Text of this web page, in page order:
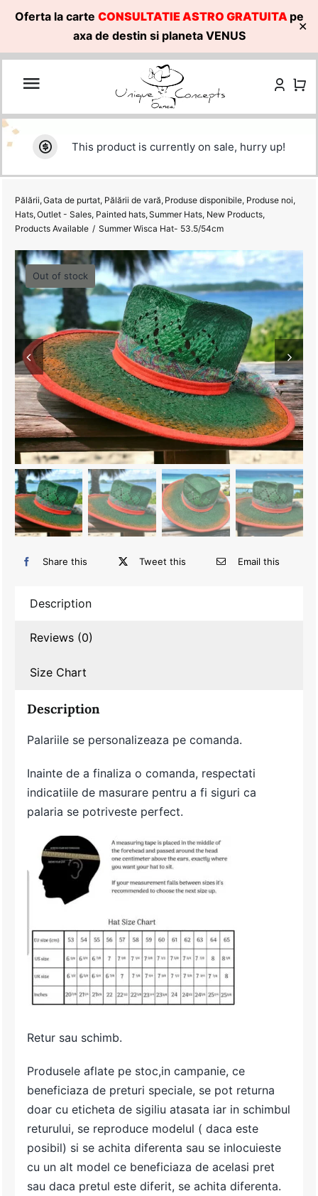
Oferta la carte CONSULTATIE ASTRO GRATUITA pe
axa de destin si planeta VENUS
✕
Skip
This product is currently on sale, hurry up!
Pălării Gata de purtat Pălării de vară Produse disponibile Produse noi
Hats Outlet - Sales Painted hats Summer Hats New Products
Products Available
Summer Wisca Hat- 53.5/54cm
Out of stock
Share this Tweet this Email this
Description
Reviews (0)
Size Chart
Description
Palariile se personalizeaza pe comanda.
Inainte de a finaliza o comanda, respectati
indicatiile de masurare pentru a fi siguri ca
palaria se potriveste perfect.
Retur sau schimb.
Produsele aflate pe stoc,in campanie, ce
beneficiaza de preturi speciale, se pot returna
doar cu eticheta de sigiliu atasata iar in schimbul
returului, se reproduce modelul ( daca este
posibil) si se achita diferenta sau se inlocuieste
cu un alt model ce beneficiaza de acelasi pret
sau daca pretul este diferit, se achita diferenta.